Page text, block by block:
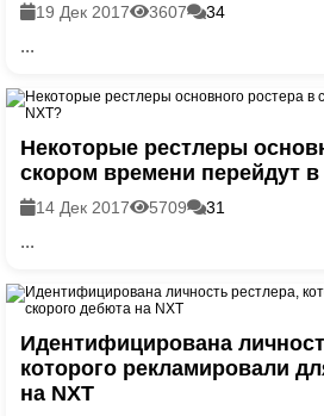
19 Дек 2017 3607 34
...
Некоторые рестлеры
скором времени перейдут в
14 Дек 2017 5709 31
...
Идентифицирована
которого рекламировали
на NXT